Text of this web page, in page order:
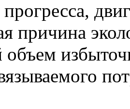
прогресса,
причина